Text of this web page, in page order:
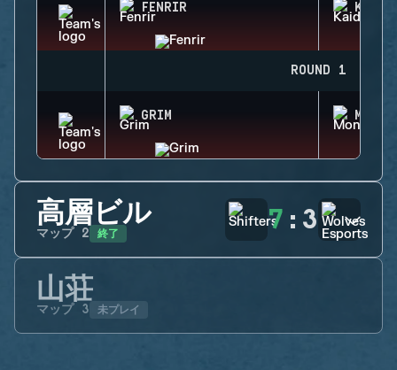
FENRIR KAID
ROUND 1
GRIM
高層ビル
マップ 2 終了 7 : 3
山荘
マップ 3 未プレイ